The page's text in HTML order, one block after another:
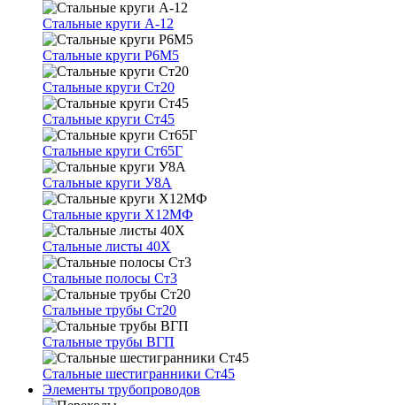
Стальные круги А-12
Стальные круги Р6М5
Стальные круги Ст20
Стальные круги Ст45
Стальные круги Ст65Г
Стальные круги У8А
Стальные круги Х12МФ
Стальные листы 40Х
Стальные полосы Ст3
Стальные трубы Ст20
Стальные трубы ВГП
Стальные шестигранники Ст45
Элементы трубопроводов